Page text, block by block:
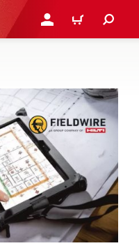
ZALOGUJ SIĘ LUB
KOSZYK